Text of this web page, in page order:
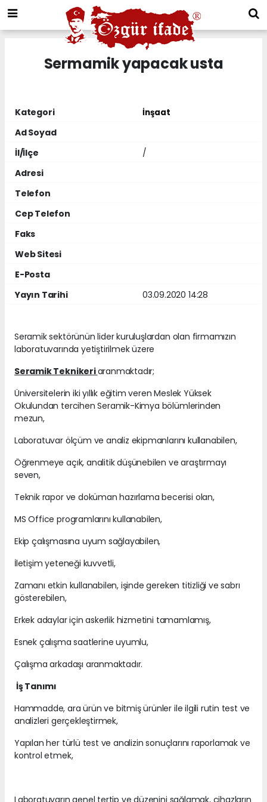
Sermamik yapacak usta
Kategori İnşaat
Ad Soyad
İl/İlçe
/
Adresi
Telefon
Cep Telefon
Faks
Web Sitesi
E-Posta
Yayın Tarihi
03.09.2020 14:28
Seramik sektörünün lider kuruluşlardan olan firmamızın
laboratuvarında yetiştirilmek üzere
Seramik Teknikeriaranmaktadır;
Üniversitelerin iki yıllık eğitim veren Meslek Yüksek
Okulundan tercihen Seramik-Kimya bölümlerinden
mezun,
Laboratuvar ölçüm ve analiz ekipmanlarını kullanabilen,
Öğrenmeye açık, analitik düşünebilen ve araştırmayı
seven,
Teknik rapor ve doküman hazırlama becerisi olan,
MS Office programlarını kullanabilen,
Ekip çalışmasına uyum sağlayabilen,
İletişim yeteneği kuvvetli,
Zamanı etkin kullanabilen, işinde gereken titizliği ve sabrı
gösterebilen,
Erkek adaylar için askerlik hizmetini tamamlamış,
Esnek çalışma saatlerine uyumlu,
Çalışma arkadaşı aranmaktadır.
İş Tanımı
Hammadde, ara ürün ve bitmiş ürünler ile ilgili rutin test ve
analizleri gerçekleştirmek,
Yapılan her türlü test ve analizin sonuçlarını raporlamak ve
kontrol etmek,